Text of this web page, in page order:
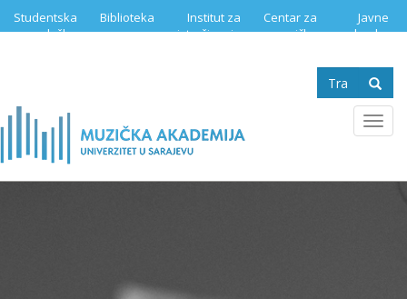
Studentska
služba
Biblioteka
Institut za
istraživanje
Centar za
muzičku
Javne
nabavke
Search
form